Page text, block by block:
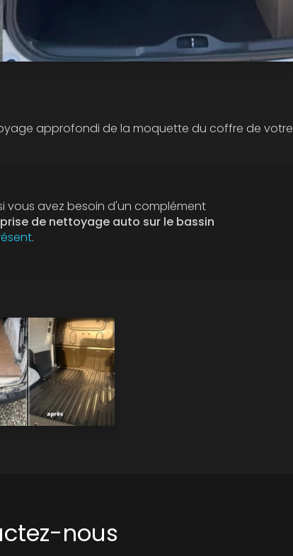
approfondi de la moquette du coffre de votre
vous avez besoin d'un complément
de nettoyage auto sur le bassin
.
nous